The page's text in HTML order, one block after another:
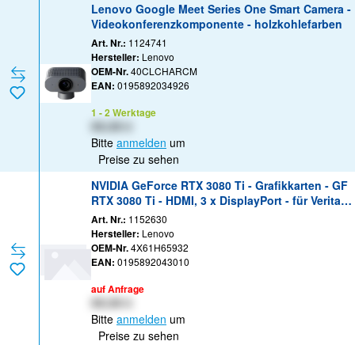
Lenovo Google Meet Series One Smart Camera -
Videokonferenzkomponente - holzkohlefarben
Art. Nr.: 1124741
Hersteller: Lenovo
OEM-Nr.40CLCHARCM
EAN: 0195892034926
1 - 2 Werktage
Bitte anmelden um
Preise zu sehen
NVIDIA GeForce RTX 3080 Ti - Grafikkarten - GF
RTX 3080 Ti - HDMI, 3 x DisplayPort - für Veritas
NetBackup Flex 5350
Art. Nr.: 1152630
Hersteller: Lenovo
OEM-Nr.4X61H65932
EAN: 0195892043010
auf Anfrage
XX,XX €
Bitte anmelden um
Preise zu sehen